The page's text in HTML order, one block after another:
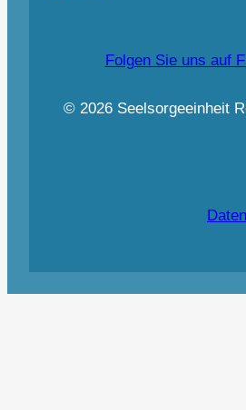
Folgen Sie uns auf
© 2026 Seelsorgeeinheit